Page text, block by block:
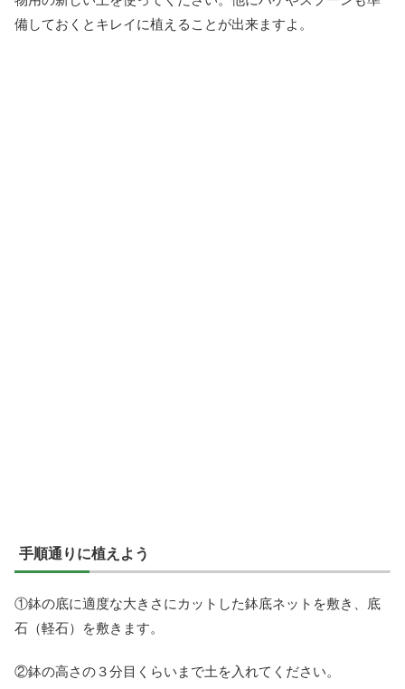
備しておくとキレイに植えることが出来ますよ。
手順通りに植えよう
①鉢の底に適度な大きさにカットした鉢底ネットを敷き、底
石（軽石）を敷きます。
②鉢の高さの３分目くらいまで土を入れてください。